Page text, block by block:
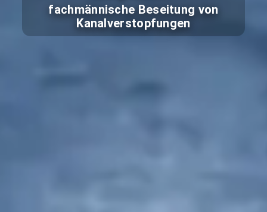
fachmännische Beseitung von
Kanalverstopfungen